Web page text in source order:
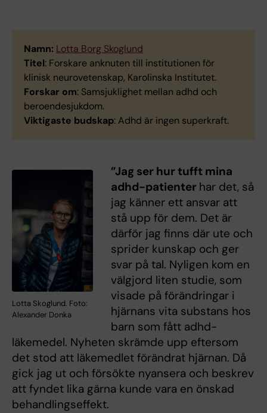
Namn: Lotta Borg Skoglund
Titel: Forskare anknuten till institutionen för
klinisk neurovetenskap, Karolinska Institutet.
Forskar om: Samsjuklighet mellan adhd och
beroendesjukdom.
Viktigaste budskap: Adhd är ingen superkraft.
Lotta Skoglund. Foto:
Alexander Donka
”Jag ser hur tufft mina
adhd-patienter har det, så
jag känner ett ansvar att
stå upp för dem. Det är
därför jag finns där ute och
sprider kunskap och ger
svar på tal. Nyligen kom en
välgjord liten studie, som
visade på förändringar i
hjärnans vita substans hos
barn som fått adhd-
läkemedel. Nyheten skrämde upp eftersom
det stod att läkemedlet förändrat hjärnan. Då
gick jag ut och försökte nyansera och beskrev
att fyndet lika gärna kunde vara en önskad
behandlingseffekt.